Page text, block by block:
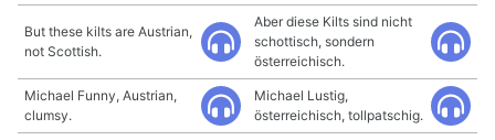
But these kilts are Austrian,
not Scottish.
Aber diese Kilts sind nicht
schottisch, sondern
österreichisch.
Michael Funny, Austrian,
clumsy.
Michael Lustig,
österreichisch, tollpatschig.